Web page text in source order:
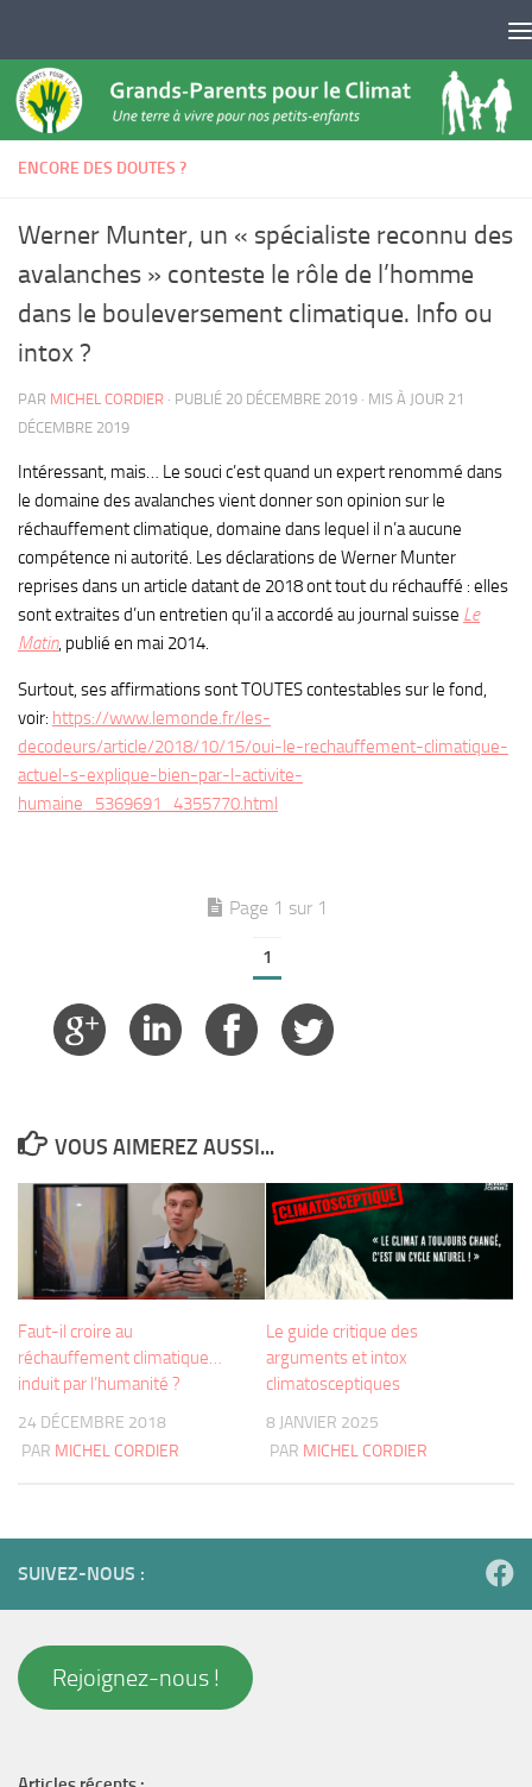
ENCORE DES DOUTES ?
Werner Munter, un « spécialiste reconnu des
avalanches » conteste le rôle de l’homme
dans le bouleversement climatique. Info ou
intox ?
PAR MICHEL CORDIER · PUBLIÉ 20 DÉCEMBRE 2019 · MIS À JOUR 21
DÉCEMBRE 2019
Intéressant, mais… Le souci c’est quand un expert renommé dans
le domaine des avalanches vient donner son opinion sur le
réchauffement climatique, domaine dans lequel il n’a aucune
compétence ni autorité. Les déclarations de Werner Munter
reprises dans un article datant de 2018 ont tout du réchauffé : elles
sont extraites d’un entretien qu’il a accordé au journal suisse Le
Matin, publié en mai 2014.
Surtout, ses affirmations sont TOUTES contestables sur le fond,
voir: https://www.lemonde.fr/les-
decodeurs/article/2018/10/15/oui-le-rechauffement-climatique-
actuel-s-explique-bien-par-l-activite-
humaine_5369691_4355770.html
Page 1 sur 1
1
VOUS AIMEREZ AUSSI...
Faut-il croire au
réchauffement climatique…
induit par l’humanité ?
24 DÉCEMBRE 2018
PAR MICHEL CORDIER
Le guide critique des
arguments et intox
climatosceptiques
8 JANVIER 2025
PAR MICHEL CORDIER
SUIVEZ-NOUS :
Rejoignez-nous !